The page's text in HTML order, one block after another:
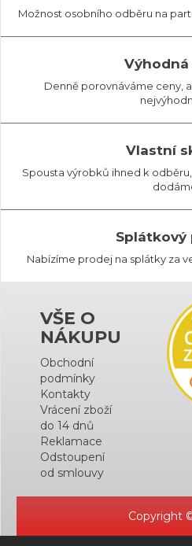
Možnost osobního odběru na
Výhodná
Denně porovnáváme ceny,
Vlastní
Spousta výrobků ihned k
Splátkový
Nabízíme prodej na splátky za
VŠE O
NÁKUPU
Obchodní
podmínky
Kontakty
Vrácení zboží
do 14 dnů
Reklamace
Odstoupení
od smlouvy
Copyright